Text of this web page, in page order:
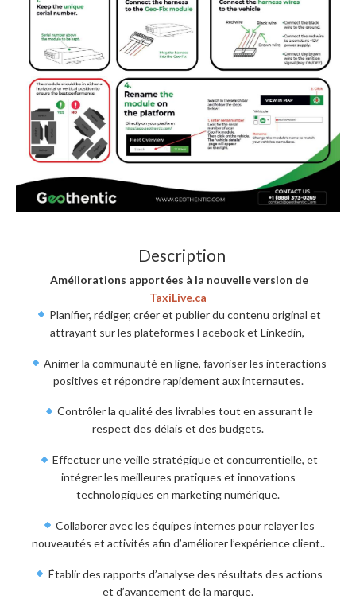
Description
Améliorations apportées à la nouvelle version de
TaxiLive.ca
Planifier, rédiger, créer et publier du contenu original et
attrayant sur les plateformes Facebook et Linkedin,
Animer la communauté en ligne, favoriser les interactions
positives et répondre rapidement aux internautes.
Contrôler la qualité des livrables tout en assurant le
respect des délais et des budgets.
Effectuer une veille stratégique et concurrentielle, et
intégrer les meilleures pratiques et innovations
technologiques en marketing numérique.
Collaborer avec les équipes internes pour relayer les
nouveautés et activités afin d’améliorer l’expérience client..
Établir des rapports d’analyse des résultats des actions
et d’avancement de la marque.